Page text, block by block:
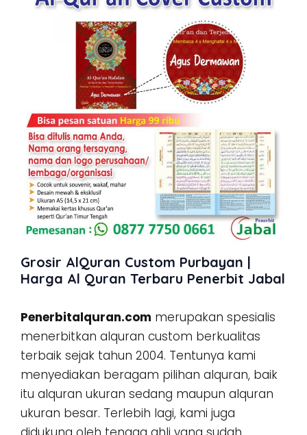
Grosir AlQuran Custom Purbayan |
Harga Al Quran Terbaru Penerbit Jabal
Penerbitalquran.com merupakan spesialis
menerbitkan alquran custom berkualitas
terbaik sejak tahun 2004. Tentunya kami
menyediakan beragam pilihan alquran, baik
itu alquran ukuran sedang maupun alquran
ukuran besar. Terlebih lagi, kami juga